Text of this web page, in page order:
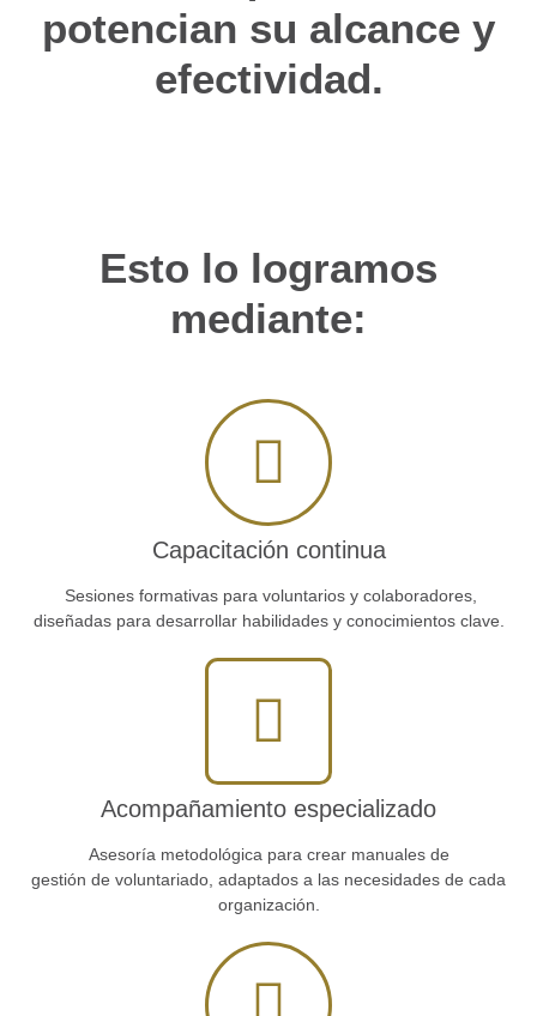
potencian su alcance y
efectividad.
Esto lo logramos
mediante:
Capacitación continua
Sesiones formativas para voluntarios y colaboradores,
diseñadas para desarrollar habilidades y conocimientos clave.
Acompañamiento especializado
Asesoría metodológica para crear manuales de
gestión de voluntariado, adaptados a las necesidades de cada
organización.